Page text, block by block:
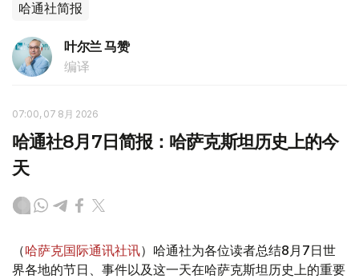
哈通社简报
叶尔兰 马赞
编译
07:00, 07 8月 2026
哈通社8月7日简报：哈萨克斯坦历史上的今
天
（哈萨克国际通讯社讯）哈通社为各位读者总结8月7日世
界各地的节日、事件以及这一天在哈萨克斯坦历史上的重要